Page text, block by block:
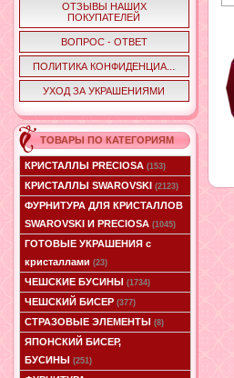
ОТЗЫВЫ НАШИХ
ПОКУПАТЕЛЕЙ
ВОПРОС - ОТВЕТ
ПОЛИТИКА КОНФИДЕНЦИА...
УХОД ЗА УКРАШЕНИЯМИ
ТОВАРЫ ПО КАТЕГОРИЯМ
КРИСТАЛЛЫ PRECIOSA (153)
КРИСТАЛЛЫ SWAROVSKI (2123)
ФУРНИТУРА ДЛЯ КРИСТАЛЛОВ
SWAROVSKI И PRECIOSA (1045)
ГОТОВЫЕ УКРАШЕНИЯ с
кристаллами (23)
ЧЕШСКИЕ БУСИНЫ (1734)
ЧЕШСКИЙ БИСЕР (377)
СТРАЗОВЫЕ ЭЛЕМЕНТЫ (8)
ЯПОНСКИЙ БИСЕР,
БУСИНЫ (251)